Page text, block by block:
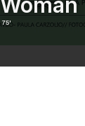
75'